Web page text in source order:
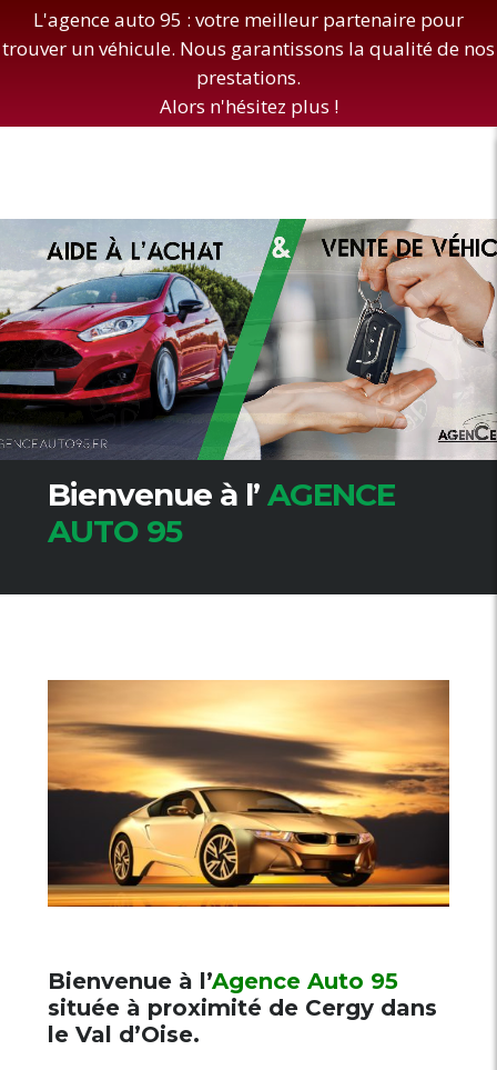
L'agence auto 95 : votre meilleur partenaire pour
trouver un véhicule. Nous garantissons la qualité de nos
prestations.
Alors n'hésitez plus !
Bienvenue à l’ AGENCE
AUTO 95
Bienvenue à l’Agence Auto 95
située à proximité de Cergy dans
le Val d’Oise.